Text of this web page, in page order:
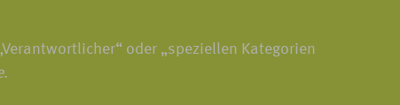
oder „speziellen Kategorien
.